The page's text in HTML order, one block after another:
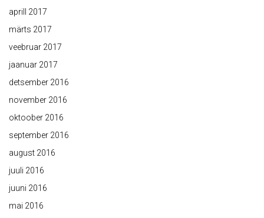
aprill 2017
märts 2017
veebruar 2017
jaanuar 2017
detsember 2016
november 2016
oktoober 2016
september 2016
august 2016
juuli 2016
juuni 2016
mai 2016